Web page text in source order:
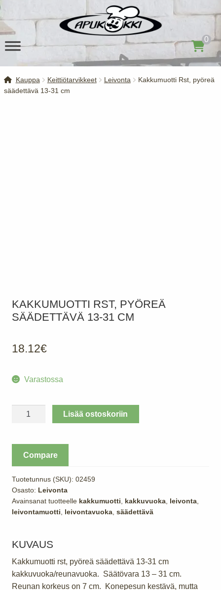
navigointiin
sisältöön
0
Kauppa Keittiötarvikkeet Leivonta
Kakkumuotti Rst, pyöreä
säädettävä 13-31 cm
KAKKUMUOTTI RST, PYÖREÄ
SÄÄDETTÄVÄ 13-31 CM
18.12€
Varastossa
Kakkumuotti
määrä
Lisää ostoskoriin
Compare
Tuotetunnus (SKU): 02459
Osasto: Leivonta
Avainsanat tuotteelle kakkumuotti kakkuvuoka leivonta
leivontamuotti
leivontavuoka säädettävä
KUVAUS
Kakkumuotti rst, pyöreä säädettävä 13-31 cm
kakkuvuoka/reunavuoka. Säätövara 13 – 31 cm.
Reunan korkeus on 7 cm. Konepesun kestävä, mutta